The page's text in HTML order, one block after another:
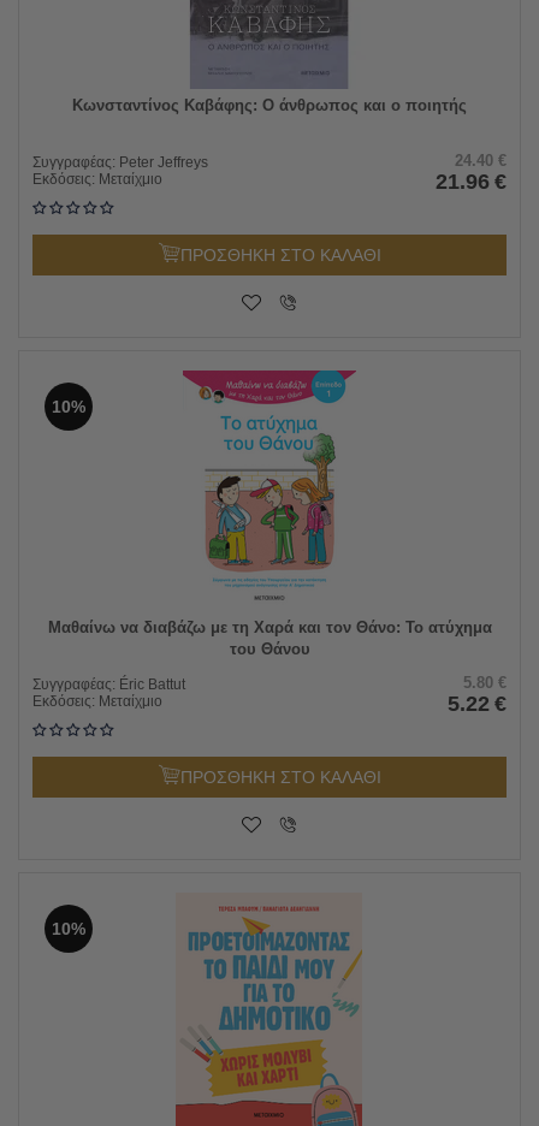
Κωνσταντίνος Καβάφης: Ο άνθρωπος και ο ποιητής
Συγγραφέας: Peter Jeffreys
Εκδόσεις: Μεταίχμιο
24.40 €
21.96 €
ΠΡΟΣΘΗΚΗ ΣΤΟ ΚΑΛΑΘΙ
10%
Μαθαίνω να διαβάζω με τη Χαρά και τον Θάνο: Το ατύχημα
του Θάνου
Συγγραφέας: Éric Battut
Εκδόσεις: Μεταίχμιο
5.80 €
5.22 €
ΠΡΟΣΘΗΚΗ ΣΤΟ ΚΑΛΑΘΙ
10%